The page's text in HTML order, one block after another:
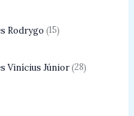
Rodrygo 15
Vinícius Júnior 28